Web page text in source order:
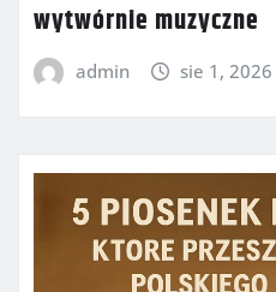
wytwórnie muzyczne
admin sie 1, 2026